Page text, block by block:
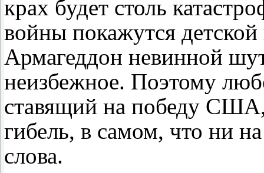
крах будет столь
войны покажутся
Армагеддон невинной
неизбежное. Поэтому
ставящий на победу
гибель, в самом, что ни
слова.